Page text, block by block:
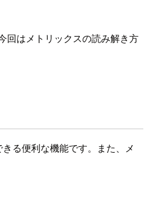
回はメトリックスの読み解き方
る便利な機能です。また、メ